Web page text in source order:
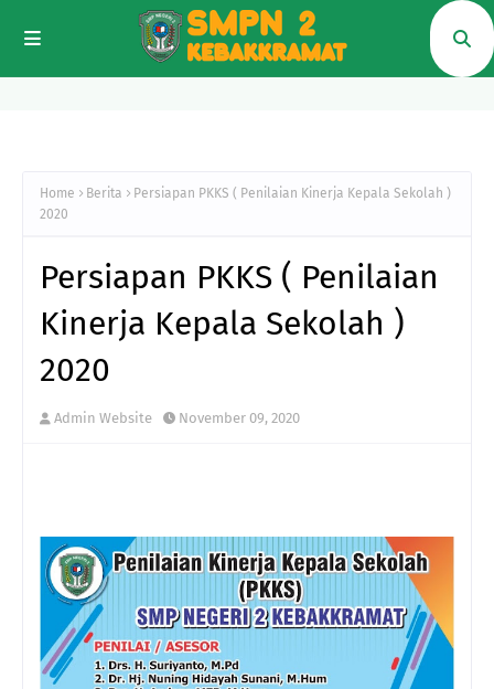
Home Berita
Persiapan PKKS ( Penilaian Kinerja Kepala Sekolah )
2020
Persiapan PKKS ( Penilaian
Kinerja Kepala Sekolah )
2020
Admin Website November 09, 2020